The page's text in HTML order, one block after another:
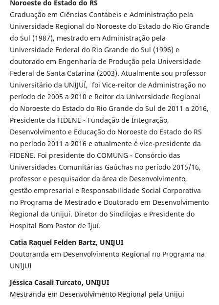
Noroeste do Estado do RS
Graduação em Ciências Contábeis e Administração pela
Universidade Regional do Noroeste do Estado do Rio Grande
do Sul (1987), mestrado em Administração pela
Universidade Federal do Rio Grande do Sul (1996) e
doutorado em Engenharia de Produção pela Universidade
Federal de Santa Catarina (2003). Atualmente sou professor
Universitário da UNIJUÍ, foi Vice-reitor de Administração no
período de 2005 a 2010 e Reitor da Universidade Regional
do Noroeste do Estado do Rio Grande do Sul de 2011 a 2016,
Presidente da FIDENE - Fundação de Integração,
Desenvolvimento e Educação do Noroeste do Estado do RS
no período 2011 a 2016 e atualmente é vice-presidente da
FIDENE. Foi presidente do COMUNG - Consórcio das
Universidades Comunitárias Gaúchas no período 2015/16,
professor e pesquisador da área de Desenvolvimento,
gestão empresarial e Responsabilidade Social Corporativa
no Programa de Mestrado e Doutorado em Desenvolvimento
Regional da Unijuí. Diretor do Sindilojas e Presidente do
Hospital Bom Pastor de Ijuí.
Catia Raquel Felden Bartz, UNIJUI
Doutoranda em Desenvolvimento Regional no Programa na
UNIJUI
Jéssica Casali Turcato, UNIJUI
Mestranda em Desenvolvimento Regional pela Unijui